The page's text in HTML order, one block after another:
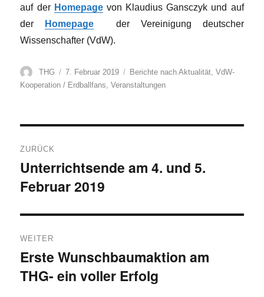
auf der Homepagevon Klaudius Gansczyk und auf
der
Homepage der Vereinigung deutscher
Wissenschafter (VdW).
Autor
THG
Veröffentlicht
am
7. Februar 2019 Kategorien
Berichte nach Aktualität,VdW-
Kooperation / Erdballfans,Veranstaltungen
ZURÜCK
Vorheriger
Beitrag:
Unterrichtsende am 4. und 5.
Februar 2019
WEITER
Nächster
Beitrag:
Erste Wunschbaumaktion am
THG- ein voller Erfolg